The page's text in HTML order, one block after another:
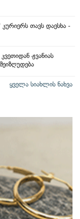
თავს დაესხა -
ჟვანიას
ყველა სიახლის ნახვა